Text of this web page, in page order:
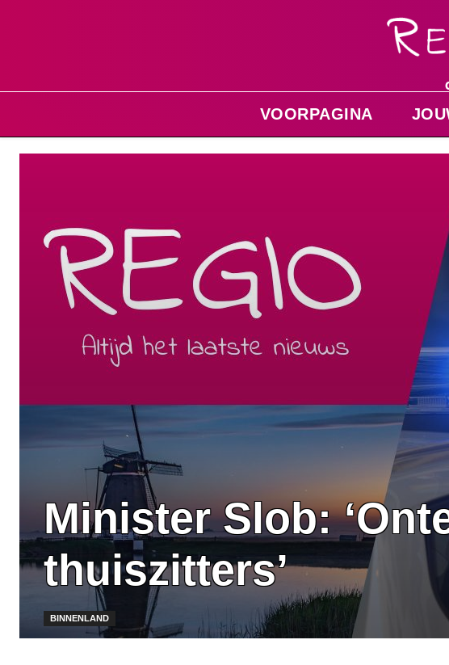
VOORPAGINA
Minister Slob:
thuiszitters’
BINNENLAND